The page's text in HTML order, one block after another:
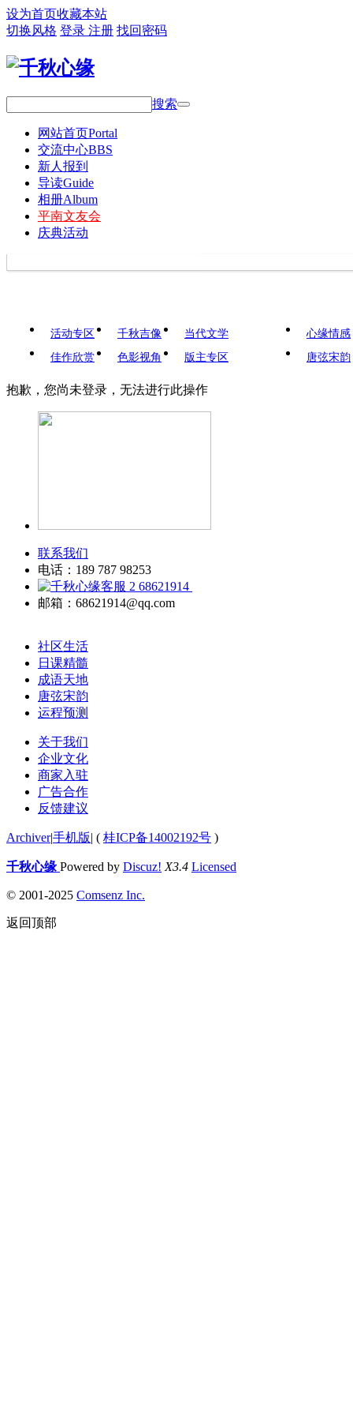
设为首页收藏本站
切换风格 登录 注册 找回密码
搜索
网站首页Portal
交流中心BBS
新人报到
导读Guide
相册Album
平南文友会
庆典活动
活动专区 千秋吉像
当代文学
佳作欣赏
色影视角 版主专区
心缘情感
唐弦宋韵
抱歉，您尚未登录，无法进行此操作
联系我们
电话：189 787 98253
68621914
邮箱：68621914@qq.com
社区生活
日课精髓
成语天地
唐弦宋韵
运程预测
关于我们
企业文化
商家入驻
广告合作
反馈建议
Archiver|手机版| ( 桂ICP备14002192号 )
千秋心缘 Powered by Discuz! X3.4 Licensed
© 2001-2025 Comsenz Inc.
返回顶部